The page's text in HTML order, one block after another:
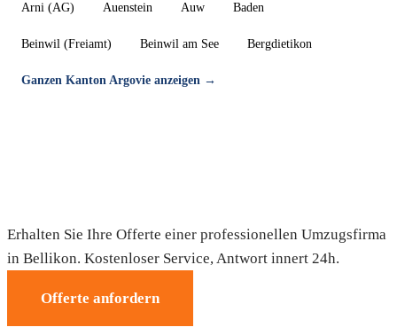
Arni (AG) Auenstein Auw Baden
Beinwil (Freiamt) Beinwil am See Bergdietikon
Ganzen Kanton Argovie anzeigen →
Erhalten Sie Ihre Offerte einer professionellen Umzugsfirma
in Bellikon. Kostenloser Service, Antwort innert 24h.
Offerte anfordern